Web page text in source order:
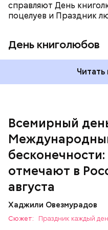
справляют День
поцелуев и Праздник
День книголюбов
Всемирный
отмечают в
августа
Хаджили Овезмурадов
Сюжет: Праздник каждый
Международный
День малины со